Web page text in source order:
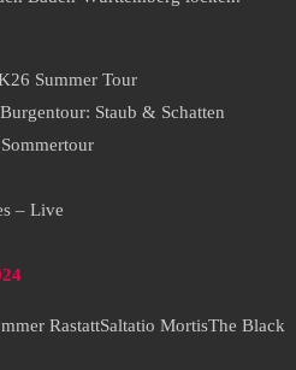
Summer Tour
Staub & Schatten
– Live
RastattSaltatio MortisThe Black